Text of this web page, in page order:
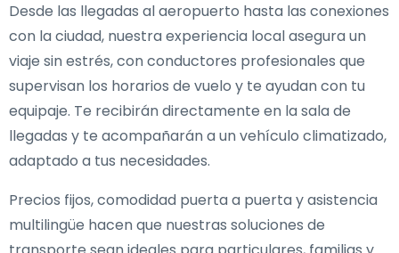
Desde las llegadas al aeropuerto hasta las conexiones
con la ciudad, nuestra experiencia local asegura un
viaje sin estrés, con conductores profesionales que
supervisan los horarios de vuelo y te ayudan con tu
equipaje. Te recibirán directamente en la sala de
llegadas y te acompañarán a un vehículo climatizado,
adaptado a tus necesidades.
Precios fijos, comodidad puerta a puerta y asistencia
multilingüe hacen que nuestras soluciones de